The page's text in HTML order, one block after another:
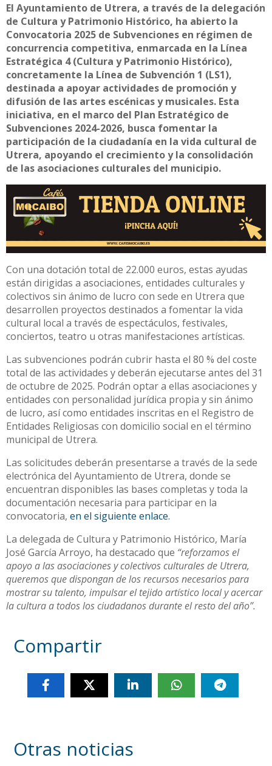
El Ayuntamiento de Utrera, a través de la delegación
de Cultura y Patrimonio Histórico, ha abierto la
Convocatoria 2025 de Subvenciones en régimen de
concurrencia competitiva, enmarcada en la Línea
Estratégica 4 (Cultura y Patrimonio Histórico),
concretamente la Línea de Subvención 1 (LS1),
destinada a apoyar actividades de promoción y
difusión de las artes escénicas y musicales. Esta
iniciativa, en el marco del Plan Estratégico de
Subvenciones 2024-2026, busca fomentar la
participación de la ciudadanía en la vida cultural de
Utrera, apoyando el crecimiento y la consolidación
de las asociaciones culturales del municipio.
Con una dotación total de 22.000 euros, estas ayudas
están dirigidas a asociaciones, entidades culturales y
colectivos sin ánimo de lucro con sede en Utrera que
desarrollen proyectos destinados a fomentar la vida
cultural local a través de espectáculos, festivales,
conciertos, teatro u otras manifestaciones artísticas.
Las subvenciones podrán cubrir hasta el 80 % del coste
total de las actividades y deberán ejecutarse antes del 31
de octubre de 2025. Podrán optar a ellas asociaciones y
entidades con personalidad jurídica propia y sin ánimo
de lucro, así como entidades inscritas en el Registro de
Entidades Religiosas con domicilio social en el término
municipal de Utrera.
Las solicitudes deberán presentarse a través de la sede
electrónica del Ayuntamiento de Utrera, donde se
encuentran disponibles las bases completas y toda la
documentación necesaria para participar en la
convocatoria, en el siguiente enlace.
La delegada de Cultura y Patrimonio Histórico, María
José García Arroyo, ha destacado que “reforzamos el
apoyo a las asociaciones y colectivos culturales de Utrera,
queremos que dispongan de los recursos necesarios para
mostrar su talento, impulsar el tejido artístico local y acercar
la cultura a todos los ciudadanos durante el resto del año”.
Compartir
Otras noticias